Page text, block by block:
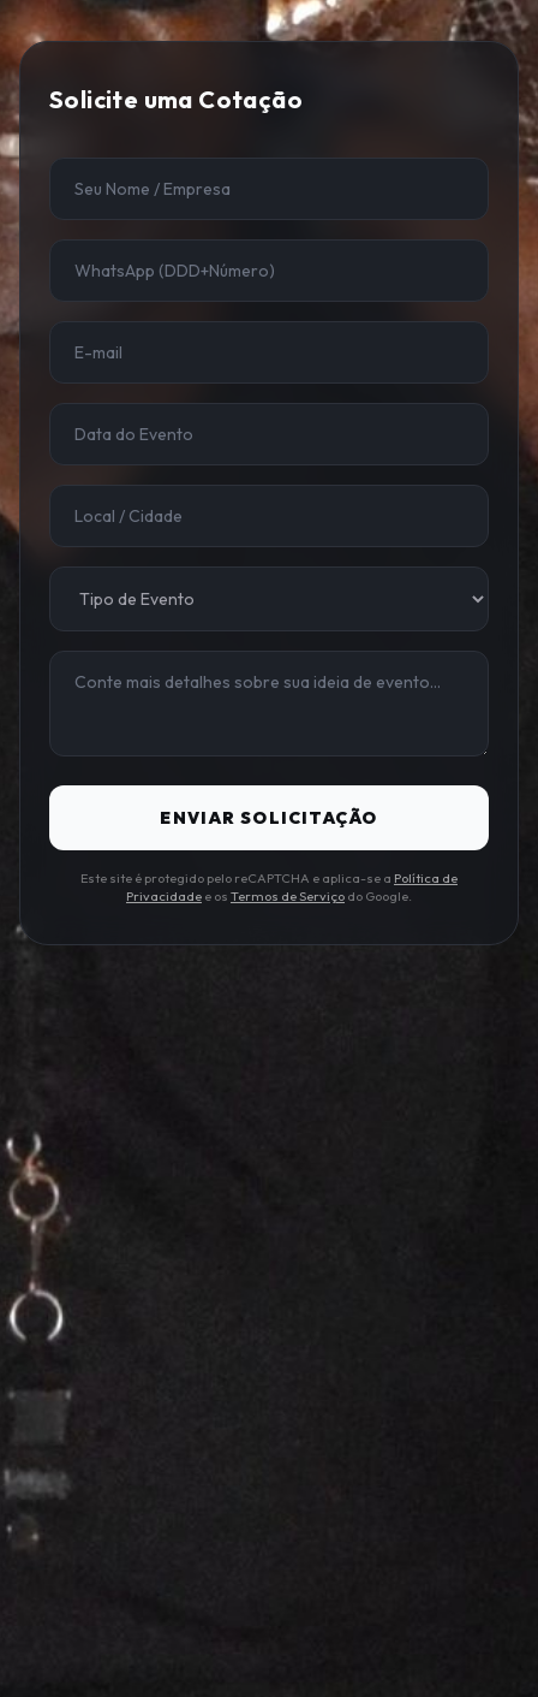
Solicite uma Cotação
ENVIAR SOLICITAÇÃO
Este site é protegido pelo reCAPTCHA e aplica-se a Política de
Privacidade e os Termos de Serviço do Google.